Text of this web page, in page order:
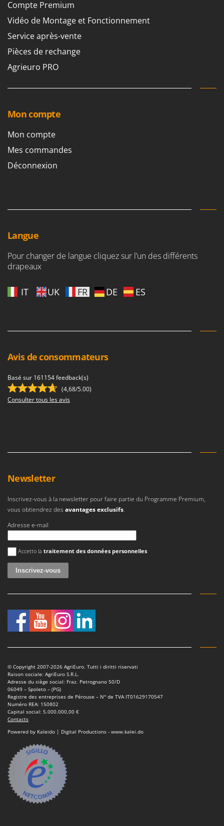
Robomow
Rossofuoco
Rover Pompe
Royal Food
Ryobi
Santos
Sbaraglia
Seven Italy
Skil
Smeg
Solidur
Spyro
Stiga
Stocker
Tellarini Pompe
Tenco
Titania
Tornado
Tre Spade
Trev - Abrek - TecnoVIR
Trotec
Troy-Bilt
U
V
Verdemax
Vesco
Volpi
W
Weber
WIDU
Wiper EcoRobot
Wolf Garten
Compte Premium
Vidéo de Montage et Fonctionnement
Service après-vente
Pièces de rechange
Agrieuro PRO
Mon compte
Mon compte
Mes commandes
Déconnexion
Langue
Pour changer de langue cliquez sur l’un des différents
drapeaux
IT UK FR DE ES
Avis de consommateurs
Basé sur 161154 feedback(s)
(4,68/5.00)
Consulter tous les avis
Newsletter
Inscrivez-vous à la newsletter pour faire partie du Programme Premium,
vous obtiendrez des avantages exclusifs.
Adresse e-mail
Une erreur est survenue
Accetto la traitement des données personnelles
© Copyright 2007-2026 AgriEuro. Tutti i diritti riservati
Raison sociale: AgriEuro S.R.L.
Adresse du siège social: Fraz. Petrognano 50/D
06049 – Spoleto – (PG)
Registre des entreprises de Pérouse – N° de TVA IT01629170547
Numéro REA: 150802
Capital social: 5.000.000,00 €
Contacts
Powered by Kaleido | Digital Productions - www.kalei.do